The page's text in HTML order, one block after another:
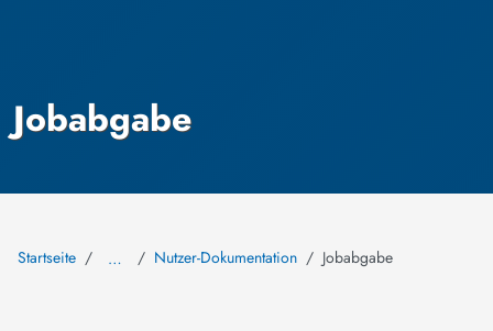
Jobabgabe
Startseite … Nutzer-Dokumentation Jobabgabe